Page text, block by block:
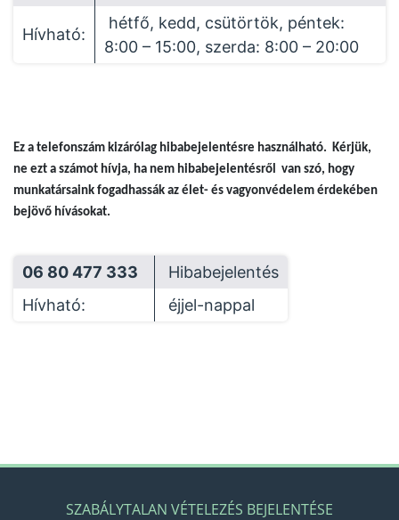
Hívható:
hétfő, kedd, csütörtök, péntek:
8:00 – 15:00, szerda: 8:00 – 20:00
Ez a telefonszám kizárólag hibabejelentésre használható. Kérjük,
ne ezt a számot hívja, ha nem hibabejelentésről van szó, hogy
munkatársaink fogadhassák az élet- és vagyonvédelem érdekében
bejövő hívásokat.
06 80 477 333
Hibabejelentés
Hívható:
éjjel-nappal
SZABÁLYTALAN VÉTELEZÉS BEJELENTÉSE